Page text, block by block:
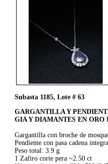
Subasta 1185, Lote # 63
GARGANTILLA Y
GIA Y DIAMANTES EN ORO
Gargantilla con broche de
Pendiente con pasa cadena
Peso total: 3.9 g
1 Zafiro corte pera ~2.50 ct